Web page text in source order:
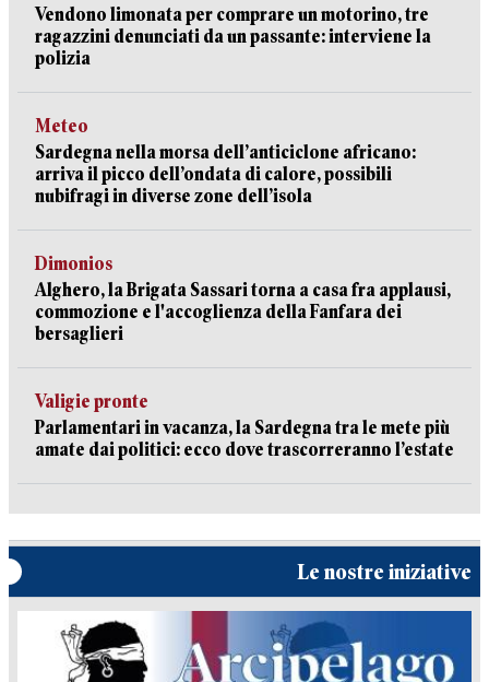
Vendono limonata per comprare un motorino, tre
ragazzini denunciati da un passante: interviene la
polizia
Meteo
Sardegna nella morsa dell’anticiclone africano:
arriva il picco dell’ondata di calore, possibili
nubifragi in diverse zone dell’isola
Dimonios
Alghero, la Brigata Sassari torna a casa fra applausi,
commozione e l'accoglienza della Fanfara dei
bersaglieri
Valigie pronte
Parlamentari in vacanza, la Sardegna tra le mete più
amate dai politici: ecco dove trascorreranno l’estate
Le nostre iniziative